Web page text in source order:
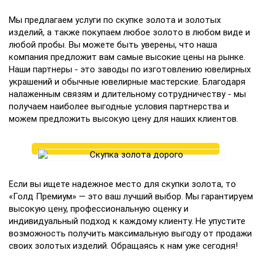
Мы предлагаем услуги по скупке золота и золотых
изделий, а также покупаем любое золото в любом виде и
любой пробы. Вы можете быть уверены, что наша
компания предложит вам самые высокие цены на рынке.
Наши партнеры - это заводы по изготовлению ювелирных
украшений и обычные ювелирные мастерские. Благодаря
налаженным связям и длительному сотрудничеству - мы
получаем наиболее выгодные условия партнерства и
можем предложить высокую цену для наших клиентов.
Если вы ищете надежное место для скупки золота, то
«Голд Премиум» — это ваш лучший выбор. Мы гарантируем
высокую цену, профессиональную оценку и
индивидуальный подход к каждому клиенту. Не упустите
возможность получить максимальную выгоду от продажи
своих золотых изделий. Обращаясь к нам уже сегодня!